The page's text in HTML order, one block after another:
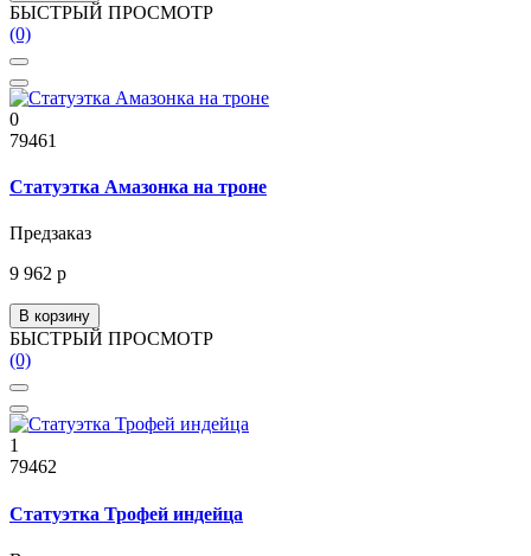
БЫСТРЫЙ ПРОСМОТР
(0)
0
79461
Статуэтка Амазонка на троне
Предзаказ
9 962 р
В корзину
БЫСТРЫЙ ПРОСМОТР
(0)
1
79462
Статуэтка Трофей индейца